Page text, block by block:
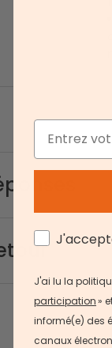
Email
AGREE
J'ai lu la
participation»
informé(e) des
canaux